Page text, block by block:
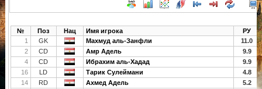
№ Поз Нац Имя игрока
РУ
1
GK Махмуд аль-Занфли
11.0
2
CD Амр Адель
9.9
4
CD Ибрахим аль-Хадад
9.9
16
LD Тарик Сулеймани
4.8
14
RD Ахмед Адель
5.2